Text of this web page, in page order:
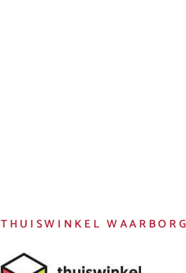
THUISWINKEL WAARBORG